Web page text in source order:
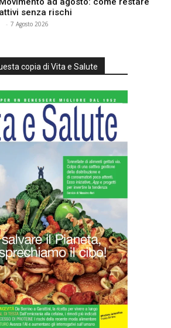
attivi senza rischi
- 7 Agosto 2026
copia di Vita e Salute